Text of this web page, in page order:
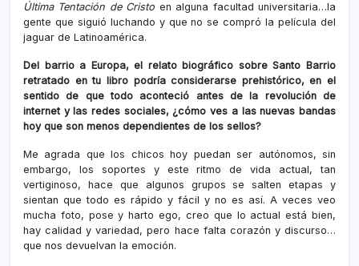
Última Tentación de Cristo en alguna facultad universitaria…la
gente que siguió luchando y que no se compró la película del
jaguar de Latinoamérica.
Del barrio a Europa, el relato biográfico sobre Santo Barrio
retratado en tu libro podría considerarse prehistórico, en el
sentido de que todo aconteció antes de la revolución de
internet y las redes sociales, ¿cómo ves a las nuevas bandas
hoy que son menos dependientes de los sellos?
Me agrada que los chicos hoy puedan ser autónomos, sin
embargo, los soportes y este ritmo de vida actual, tan
vertiginoso, hace que algunos grupos se salten etapas y
sientan que todo es rápido y fácil y no es así. A veces veo
mucha foto, pose y harto ego, creo que lo actual está bien,
hay calidad y variedad, pero hace falta corazón y discurso…
que nos devuelvan la emoción.